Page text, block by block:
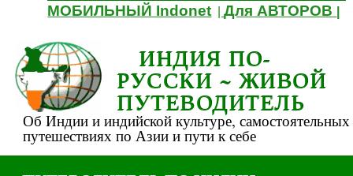
МОБИЛЬНЫЙ Indonet |Для АВТОРОВ
ИНДИЯ ПО-
РУССКИ ~ ЖИВОЙ
ПУТЕВОДИТЕЛЬ
Об Индии и индийской культуре, самостоятельных
путешествиях по Азии и пути к себе